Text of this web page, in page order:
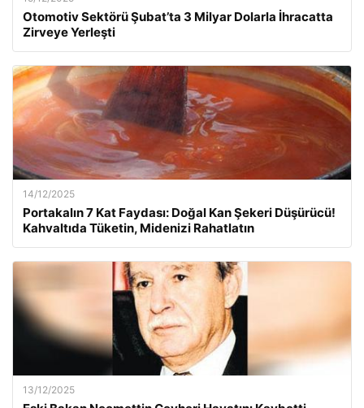
Otomotiv Sektörü Şubat’ta 3 Milyar Dolarla İhracatta
Zirveye Yerleşti
14/12/2025
Portakalın 7 Kat Faydası: Doğal Kan Şekeri Düşürücü!
Kahvaltıda Tüketin, Midenizi Rahatlatın
13/12/2025